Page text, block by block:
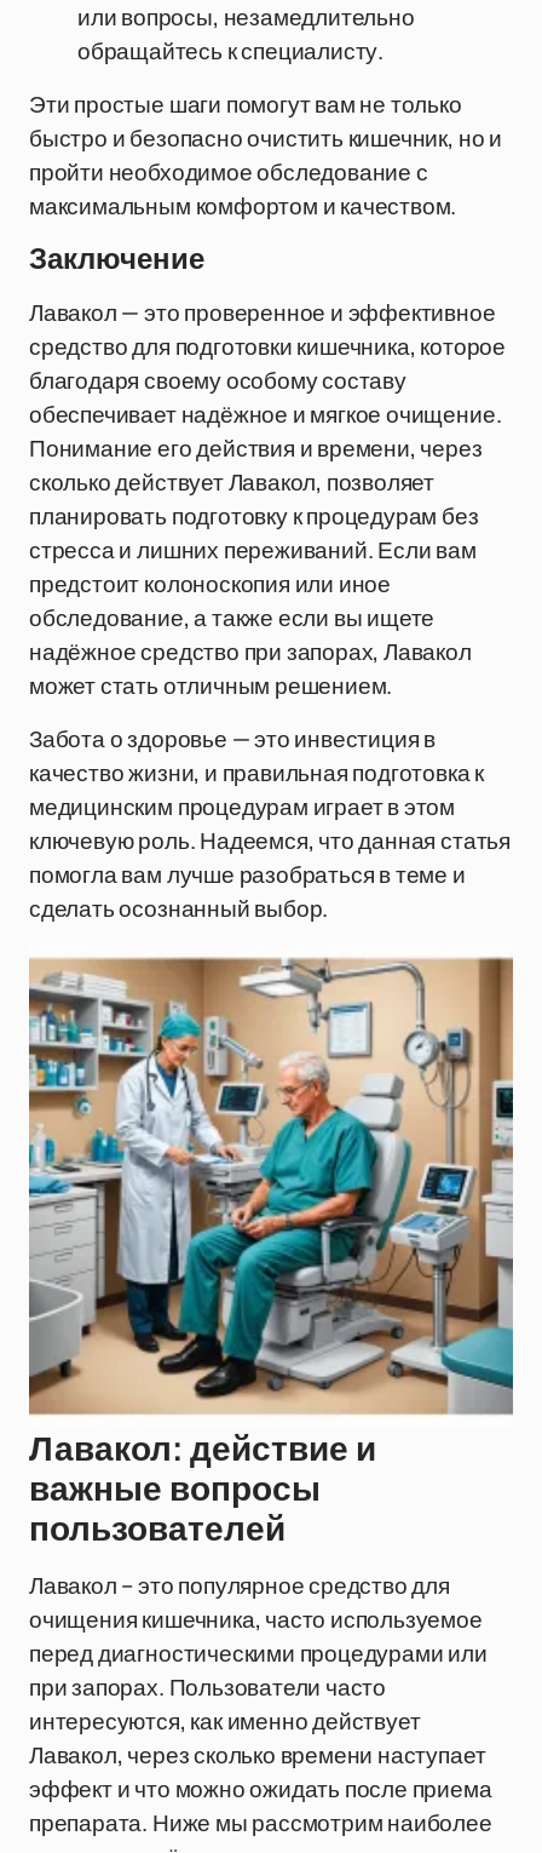
или вопросы, незамедлительно
обращайтесь к специалисту.
Эти простые шаги помогут вам не только
быстро и безопасно очистить кишечник, но и
пройти необходимое обследование с
максимальным комфортом и качеством.
Заключение
Лавакол — это проверенное и эффективное
средство для подготовки кишечника, которое
благодаря своему особому составу
обеспечивает надёжное и мягкое очищение.
Понимание его действия и времени, через
сколько действует Лавакол, позволяет
планировать подготовку к процедурам без
стресса и лишних переживаний. Если вам
предстоит колоноскопия или иное
обследование, а также если вы ищете
надёжное средство при запорах, Лавакол
может стать отличным решением.
Забота о здоровье — это инвестиция в
качество жизни, и правильная подготовка к
медицинским процедурам играет в этом
ключевую роль. Надеемся, что данная статья
помогла вам лучше разобраться в теме и
сделать осознанный выбор.
Лавакол: действие и
важные вопросы
пользователей
Лавакол – это популярное средство для
очищения кишечника, часто используемое
перед диагностическими процедурами или
при запорах. Пользователи часто
интересуются, как именно действует
Лавакол, через сколько времени наступает
эффект и что можно ожидать после приема
препарата. Ниже мы рассмотрим наиболее